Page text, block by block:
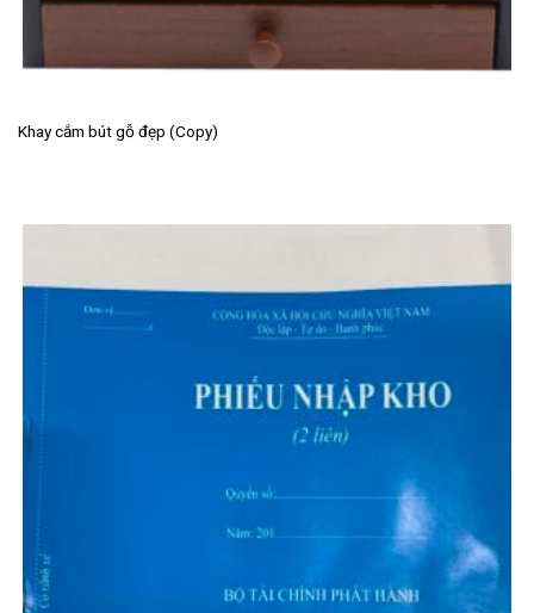
Khay cắm bút gỗ đẹp (Copy)